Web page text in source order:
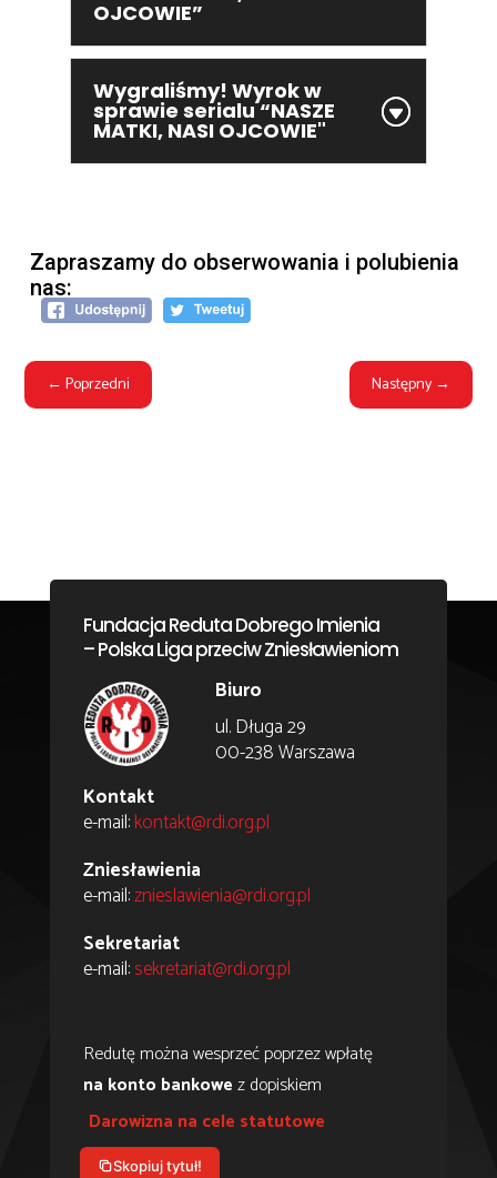
OJCOWIE”
Wygraliśmy! Wyrok w
sprawie serialu “NASZE
MATKI, NASI OJCOWIE"
Zapraszamy do obserwowania i polubienia
nas:
←Poprzedni Następny→
Fundacja Reduta Dobrego Imienia
– Polska Liga przeciw Zniesławieniom
Biuro
ul. Długa 29
00-238 Warszawa
Kontakt
e-mail:kontakt@rdi.org.pl
Zniesławienia
e-mail:znieslawienia@rdi.org.pl
Sekretariat
e-mail:sekretariat@rdi.org.pl
Redutę można wesprzeć poprzez wpłatę
na konto bankowez dopiskiem
Darowizna na cele statutowe
Skopiuj tytuł!